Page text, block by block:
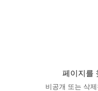
페이지를
비공개 또는 삭